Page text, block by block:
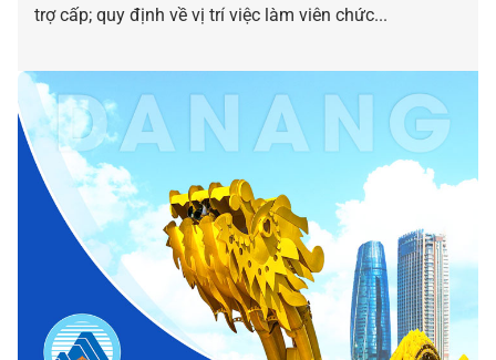
trợ cấp; quy định về vị trí việc làm viên chức...